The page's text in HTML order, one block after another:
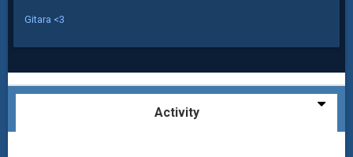
Gitara <3
Activity